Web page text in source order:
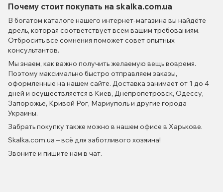
Почему стоит покупать на skalka.com.ua
В богатом каталоге нашего интернет-магазина вы найдёте
дрель, которая соответствует всем вашим требованиям.
Отбросить все сомнения поможет совет опытных
консультантов.
Мы знаем, как важно получить желаемую вещь вовремя.
Поэтому максимально быстро отправляем заказы,
оформленные на нашем сайте. Доставка занимает от 1 до 4
дней и осуществляется в Киев, Днепропетровск, Одессу,
Запорожье, Кривой Рог, Мариуполь и другие города
Украины.
Забрать покупку также можно в нашем офисе в Харькове.
Skalka.com.ua – всё для заботливого хозяина!
Звоните и пишите нам в чат.